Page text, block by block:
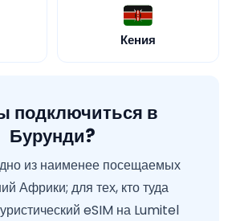
Кения
подключиться в
Бурунди?
из наименее посещаемых
Африки; для тех, кто туда
eSIM на Lumitel